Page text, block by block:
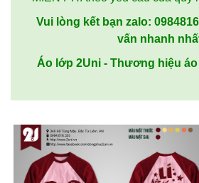
Vui lòng kết bạn zalo:
vấn nhanh
Áo lớp 2Uni - Thương hiệu